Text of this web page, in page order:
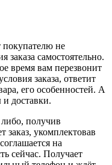
покупателю не
самостоятельно.
время вам перезвонит
заказа, ответит
его особенностей. А
и доставки.
либо, получив
заказ, укомплектовав
на
сейчас. Получает